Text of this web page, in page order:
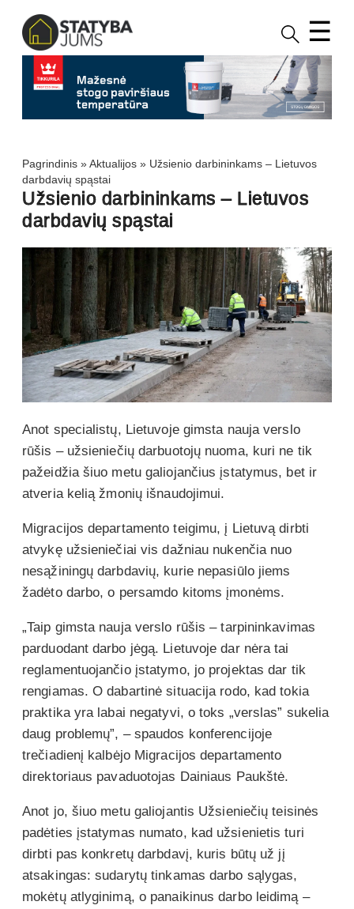
☰
Pagrindinis »Aktualijos » Užsienio darbininkams – Lietuvos
darbdavių spąstai
Užsienio darbininkams – Lietuvos
darbdavių spąstai
Anot specialistų, Lietuvoje gimsta nauja verslo
rūšis – užsieniečių darbuotojų nuoma, kuri ne tik
pažeidžia šiuo metu galiojančius įstatymus, bet ir
atveria kelią žmonių išnaudojimui.
Migracijos departamento teigimu, į Lietuvą dirbti
atvykę užsieniečiai vis dažniau nukenčia nuo
nesąžiningų darbdavių, kurie nepasiūlo jiems
žadėto darbo, o persamdo kitoms įmonėms.
„Taip gimsta nauja verslo rūšis – tarpininkavimas
parduodant darbo jėgą. Lietuvoje dar nėra tai
reglamentuojančio įstatymo, jo projektas dar tik
rengiamas. O dabartinė situacija rodo, kad tokia
praktika yra labai negatyvi, o toks „verslas” sukelia
daug problemų”, – spaudos konferencijoje
trečiadienį kalbėjo Migracijos departamento
direktoriaus pavaduotojas Dainiaus Paukštė.
Anot jo, šiuo metu galiojantis Užsieniečių teisinės
padėties įstatymas numato, kad užsienietis turi
dirbti pas konkretų darbdavį, kuris būtų už jį
atsakingas: sudarytų tinkamas darbo sąlygas,
mokėtų atlyginimą, o panaikinus darbo leidimą –